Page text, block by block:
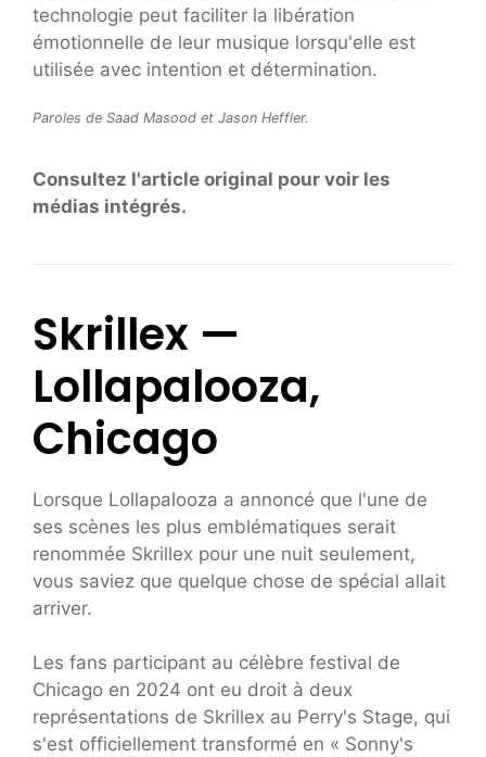
technologie peut faciliter la libération
émotionnelle de leur musique lorsqu'elle est
utilisée avec intention et détermination.
Paroles de Saad Masood et Jason Heffler.
Consultez l'article original pour voir les
médias intégrés.
Skrillex —
Lollapalooza,
Chicago
Lorsque Lollapalooza a annoncé que l'une de
ses scènes les plus emblématiques serait
renommée Skrillex pour une nuit seulement,
vous saviez que quelque chose de spécial allait
arriver.
Les fans participant au célèbre festival de
Chicago en 2024 ont eu droit à deux
représentations de Skrillex au Perry's Stage, qui
s'est officiellement transformé en « Sonny's